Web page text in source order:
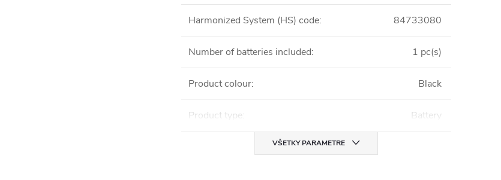
Harmonized System (HS) code: 84733080
Number of batteries included: 1 pc(s)
Product colour: Black
Product type: Battery
VŠETKY PARAMETRE